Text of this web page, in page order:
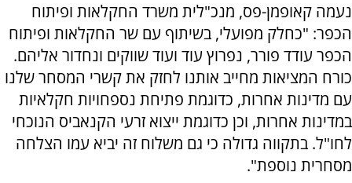
נעמה קאופמן-פס, מנכ"לית משרד החקלאות ופיתוח
הכפר: "כחלק מפועלי, בשיתוף עם שר החקלאות ופיתוח
הכפר עודד פורר, נפרוץ עוד ועוד שווקים ונחדור אליהם.
כורח המציאות מחייב אותנו לחזק את קשרי המסחר שלנו
עם מדינות אחרות, כדוגמת פתיחת נספחויות חקלאיות
במדינות אחרות, וכן כדוגמת ייצוא זרעי הקנאביס הנוכחי
לחו"ל. בתקווה גדולה כי גם משלוח זה יביא עמו הצלחה
מסחרית נוספת".